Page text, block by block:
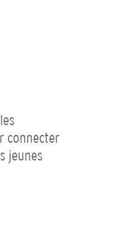
connecter
jeunes